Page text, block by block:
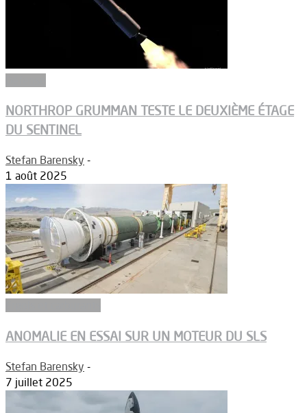
NORTHROP GRUMMAN TESTE LE DEUXIÈME ÉTAGE
DU SENTINEL
Stefan Barensky -
1 août 2025
ANOMALIE EN ESSAI SUR UN MOTEUR DU SLS
Stefan Barensky -
7 juillet 2025